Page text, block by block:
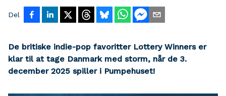
Del
De britiske indie-pop favoritter Lottery Winners er
klar til at tage Danmark med storm, når de 3.
december 2025 spiller i Pumpehuset!